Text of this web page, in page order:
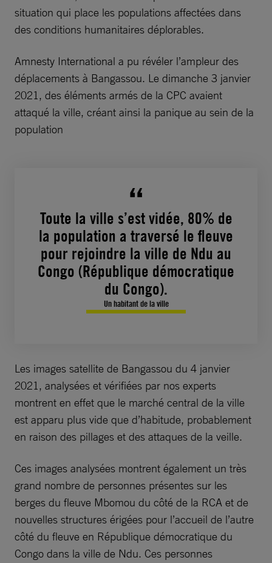
situation qui place les populations affectées dans
des conditions humanitaires déplorables.
Amnesty International a pu révéler l’ampleur des
déplacements à Bangassou. Le dimanche 3 janvier
2021, des éléments armés de la CPC avaient
attaqué la ville, créant ainsi la panique au sein de la
population
Toute la ville s’est vidée, 80% de
la population a traversé le fleuve
pour rejoindre la ville de Ndu au
Congo (République démocratique
du Congo).
Un habitant de la ville
Les images satellite de Bangassou du 4 janvier
2021, analysées et vérifiées par nos experts
montrent en effet que le marché central de la ville
est apparu plus vide que d’habitude, probablement
en raison des pillages et des attaques de la veille.
Ces images analysées montrent également un très
grand nombre de personnes présentes sur les
berges du fleuve Mbomou du côté de la RCA et de
nouvelles structures érigées pour l’accueil de l’autre
côté du fleuve en République démocratique du
Congo dans la ville de Ndu. Ces personnes